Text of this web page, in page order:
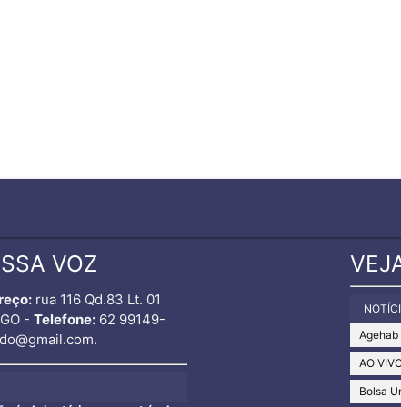
VOZ
rua 116 Qd.83 Lt. 01
- Telefone:62 99149-
Agehab
AO
Bolsa